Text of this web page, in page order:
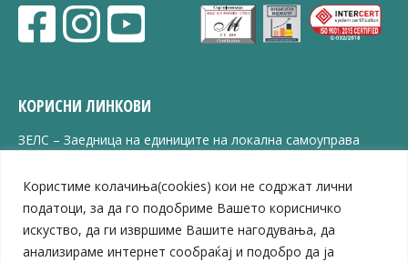
Користиме колачиња(cookies) кои не содржат лични
податоци, за да го подобриме Вашето корисничко
искуство, да ги извршиме Вашите нагодувања, да
анализираме интернет сообраќај и подобро да ја
КОРИСНИ ЛИНКОВИ
ЗЕЛС – Заедница на единиците на локална самоуправа
Јавно комунално претпријатие „Дервен“
ЈПССО „Парк – спорт и паркинзи“
ЛБ „Гоце Делчев“
ЛУ „Народен Музеј“